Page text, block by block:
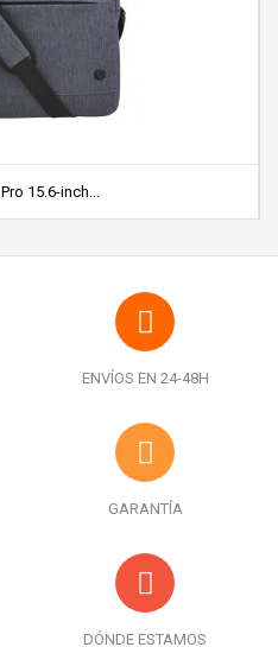
15.6-inch...
ENVÍOS EN 24-48H
GARANTÍA
DÓNDE ESTAMOS